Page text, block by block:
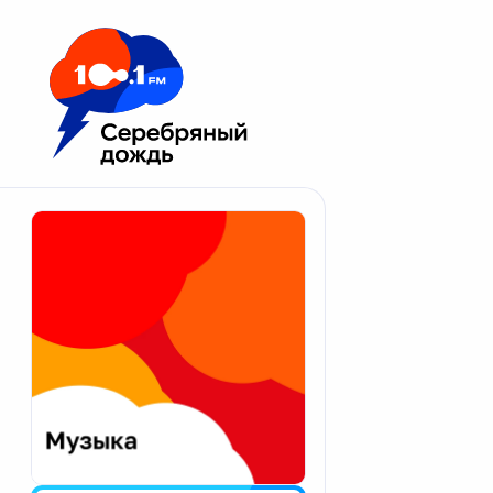
Москва 100.1 FM
Апатиты
Екатеринбург
Калининград
Калуга